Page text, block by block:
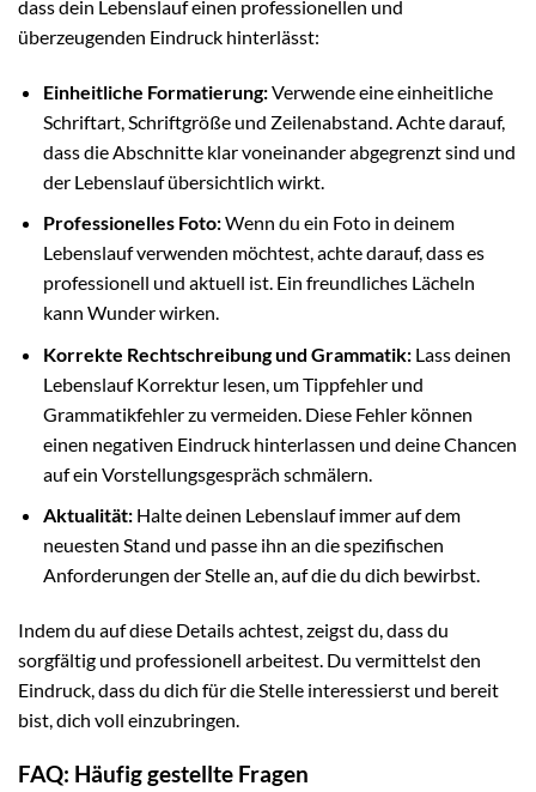
dass dein Lebenslauf einen professionellen und
überzeugenden Eindruck hinterlässt:
Einheitliche Formatierung:Verwende eine einheitliche
Schriftart, Schriftgröße und Zeilenabstand. Achte darauf,
dass die Abschnitte klar voneinander abgegrenzt sind und
der Lebenslauf übersichtlich wirkt.
Professionelles Foto:Wenn du ein Foto in deinem
Lebenslauf verwenden möchtest, achte darauf, dass es
professionell und aktuell ist. Ein freundliches Lächeln
kann Wunder wirken.
Korrekte Rechtschreibung und Grammatik:Lass deinen
Lebenslauf Korrektur lesen, um Tippfehler und
Grammatikfehler zu vermeiden. Diese Fehler können
einen negativen Eindruck hinterlassen und deine Chancen
auf ein Vorstellungsgespräch schmälern.
Aktualität:Halte deinen Lebenslauf immer auf dem
neuesten Stand und passe ihn an die spezifischen
Anforderungen der Stelle an, auf die du dich bewirbst.
Indem du auf diese Details achtest, zeigst du, dass du
sorgfältig und professionell arbeitest. Du vermittelst den
Eindruck, dass du dich für die Stelle interessierst und bereit
bist, dich voll einzubringen.
FAQ: Häufig gestellte Fragen